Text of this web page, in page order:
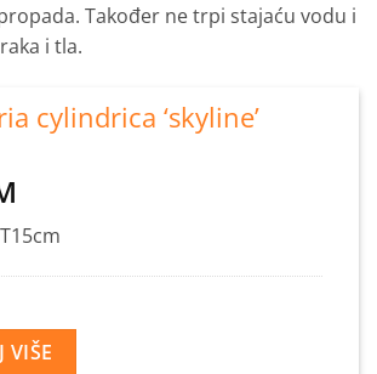
Također ne trpi stajaću vodu i
i tla.
cylindrica ‘skyline’
VIŠE